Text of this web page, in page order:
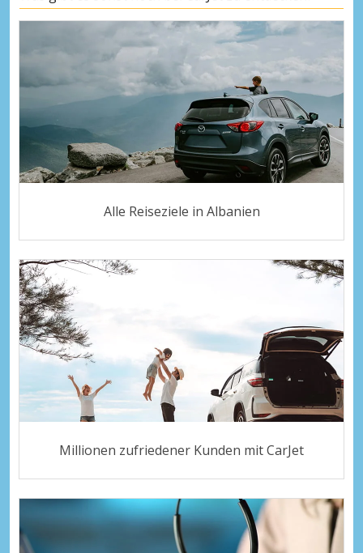
Alle Reiseziele in Albanien
Millionen zufriedener Kunden mit CarJet